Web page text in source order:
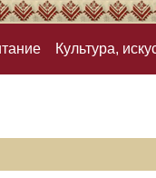
Культура,